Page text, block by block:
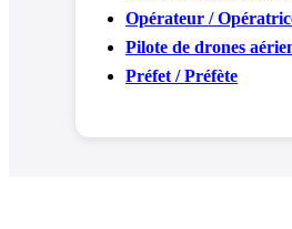
Opérateur /
Pilote de drones
Préfet / Préfète